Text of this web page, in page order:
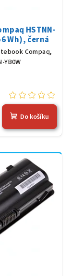
HSTNN-
Wh), černá
Compaq,
YB0W
Do košíku